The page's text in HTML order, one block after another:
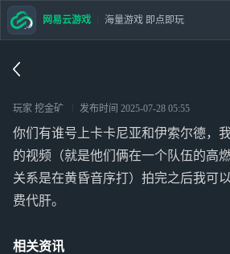
玩家 挖金矿 发布时间 2025-07-28 05:55
你们有谁号上卡卡尼亚和伊索尔德，
的视频（就是他们俩在一个队伍的高
关系是在黄昏音序打）拍完之后我可
费代肝。
相关资讯
网易云游戏 海量游戏 即点即玩